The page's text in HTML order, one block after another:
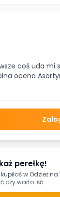
coś uda mi
ocena
perełkę!
w Odzież
czy warto iść.